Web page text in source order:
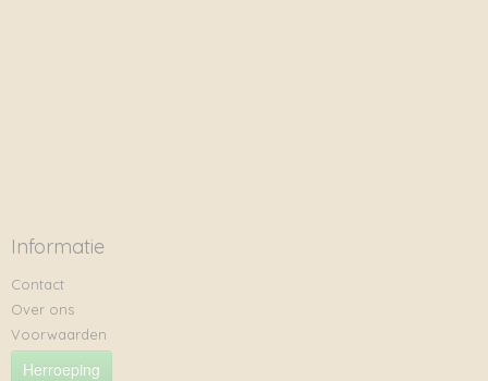
Informatie
Contact
Over ons
Voorwaarden
Herroeping